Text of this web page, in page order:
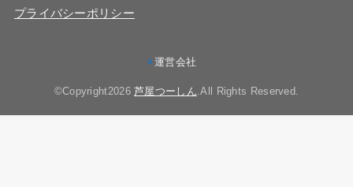
プライバシーポリシー
運営会社
©Copyright2026芦屋つーしん.All Rights Reserved.